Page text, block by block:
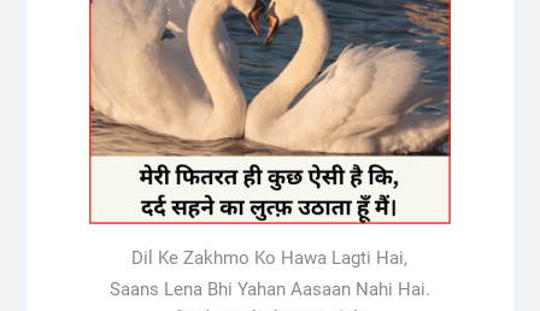
Dil Ke Zakhmo Ko Hawa Lagti Hai,
Saans Lena Bhi Yahan Aasaan Nahi Hai.